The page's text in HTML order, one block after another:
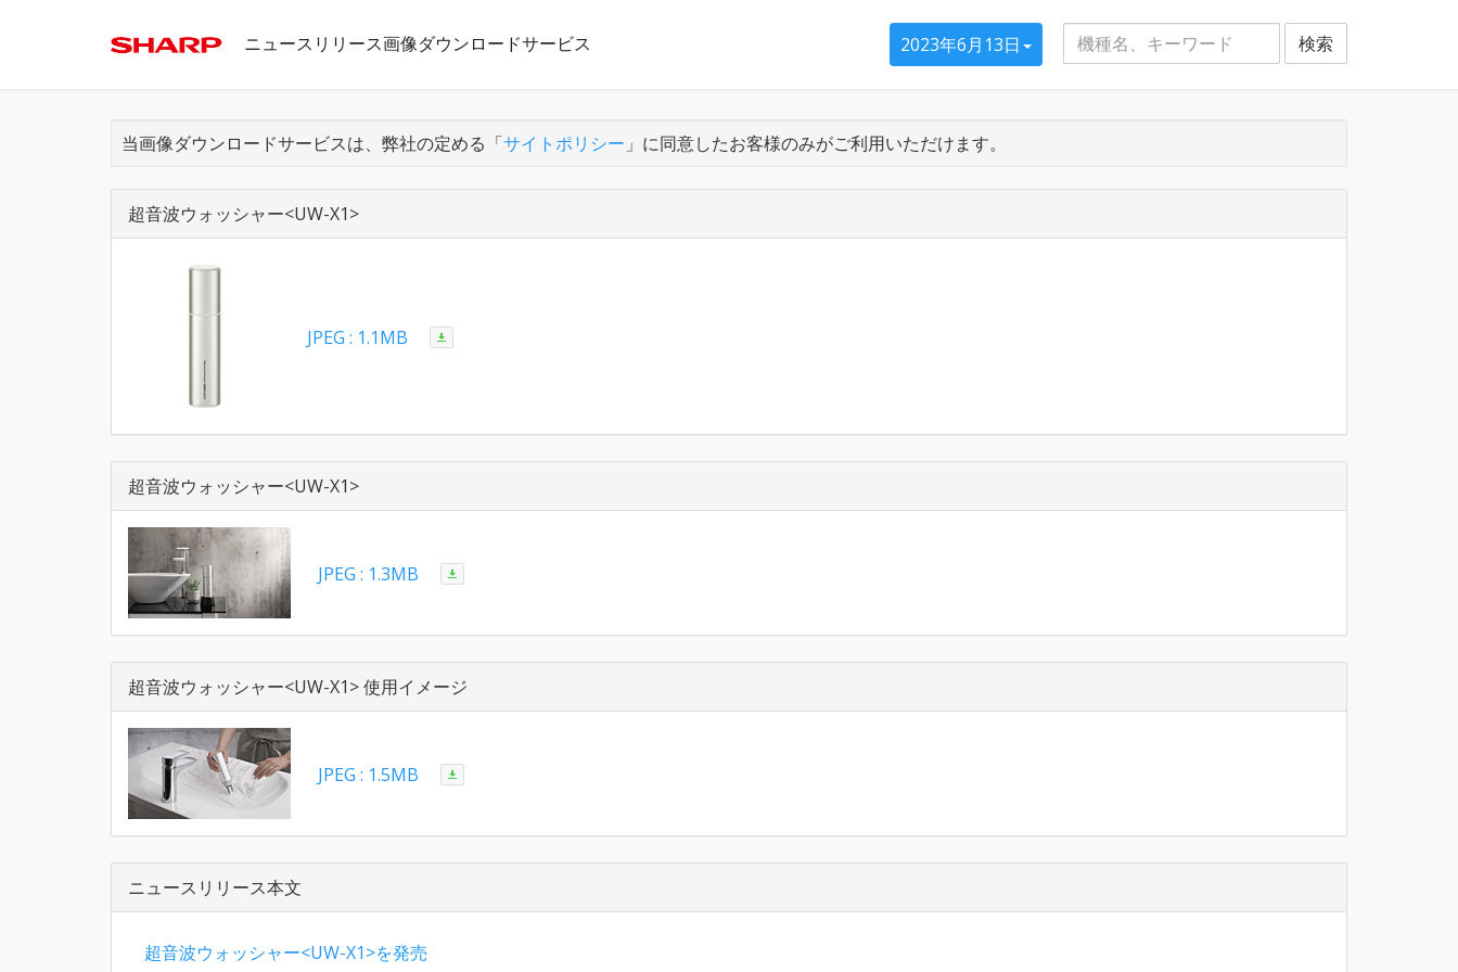
ニュースリリース画像ダウンロードサービス 検索
2023年6月13日
当画像ダウンロードサービスは、弊社の定める「サイトポリシー 」に同意したお客様のみがご利用いただけます。
超音波ウォッシャー<UW-X1>
JPEG : 1.1MB
超音波ウォッシャー<UW-X1>
JPEG : 1.3MB
超音波ウォッシャー<UW-X1> 使用イメージ
JPEG : 1.5MB
ニュースリリース本文
超音波ウォッシャー<UW-X1>を発売